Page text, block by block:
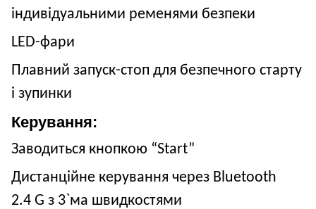
індивідуальними ременями безпеки
LED-фари
Плавний запуск-стоп для безпечного старту
і зупинки
Керування:
Заводиться кнопкою “Start”
Дистанційне керування через Bluetooth
2.4 G з 3 ма швидкостями